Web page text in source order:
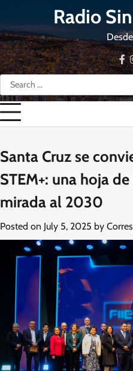
content
Radio
Search
for:
Santa Cruz se
STEM+: una hoja
mirada al 2030
Posted on July 5, 2025 by